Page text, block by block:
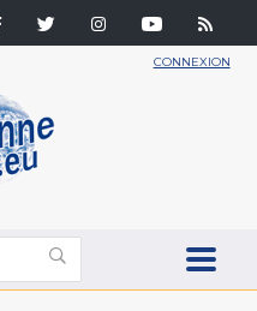
CONNEXION